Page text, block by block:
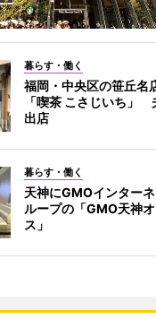
暮らす・働く
福岡・中央区の笹丘名
「喫茶 こさじいち」
出店
暮らす・働く
天神にGMOインター
ループの「GMO天神
ス」